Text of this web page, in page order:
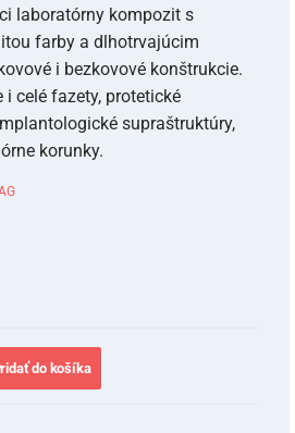
laboratórny kompozit s
farby a dlhotrvajúcim
i bezkovové konštrukcie.
celé fazety, protetické
supraštruktúry,
korunky.
do košíka